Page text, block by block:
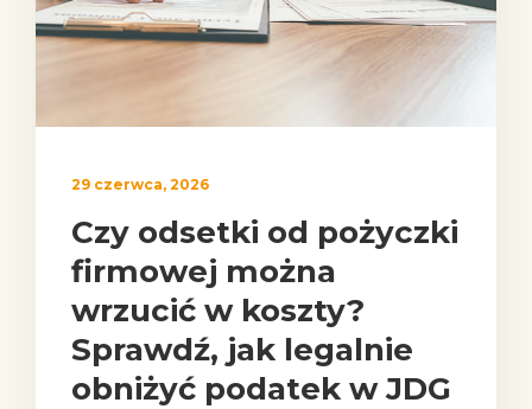
29 czerwca, 2026
Czy odsetki od pożyczki
firmowej można
wrzucić w koszty?
Sprawdź, jak legalnie
obniżyć podatek w JDG